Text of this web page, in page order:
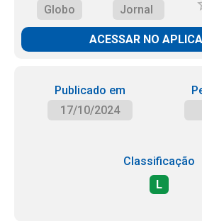
Globo
Jornal
ACESSAR NO
Publicado em
17/10/2024
Classificação
L